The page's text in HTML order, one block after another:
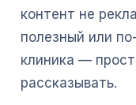
контент не
полезный или
клиника —
рассказывать.